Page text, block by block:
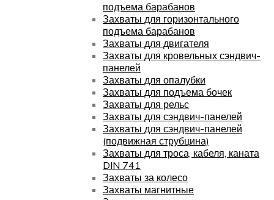
подъема барабанов
Захваты для горизонтального
подъема барабанов
Захваты для двигателя
Захваты для кровельных сэндвич-
панелей
Захваты для опалубки
Захваты для подъема бочек
Захваты для рельс
Захваты для сэндвич-панелей
Захваты для сэндвич-панелей
(подвижная струбцина)
Захваты для троса, кабеля, каната
DIN 741
Захваты за колесо
Захваты магнитные